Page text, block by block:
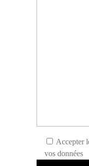
Accepter
vos données